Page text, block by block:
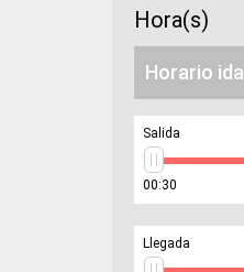
Hora(s)
Horario ida
Salida
min
hour
00:30
Llegada